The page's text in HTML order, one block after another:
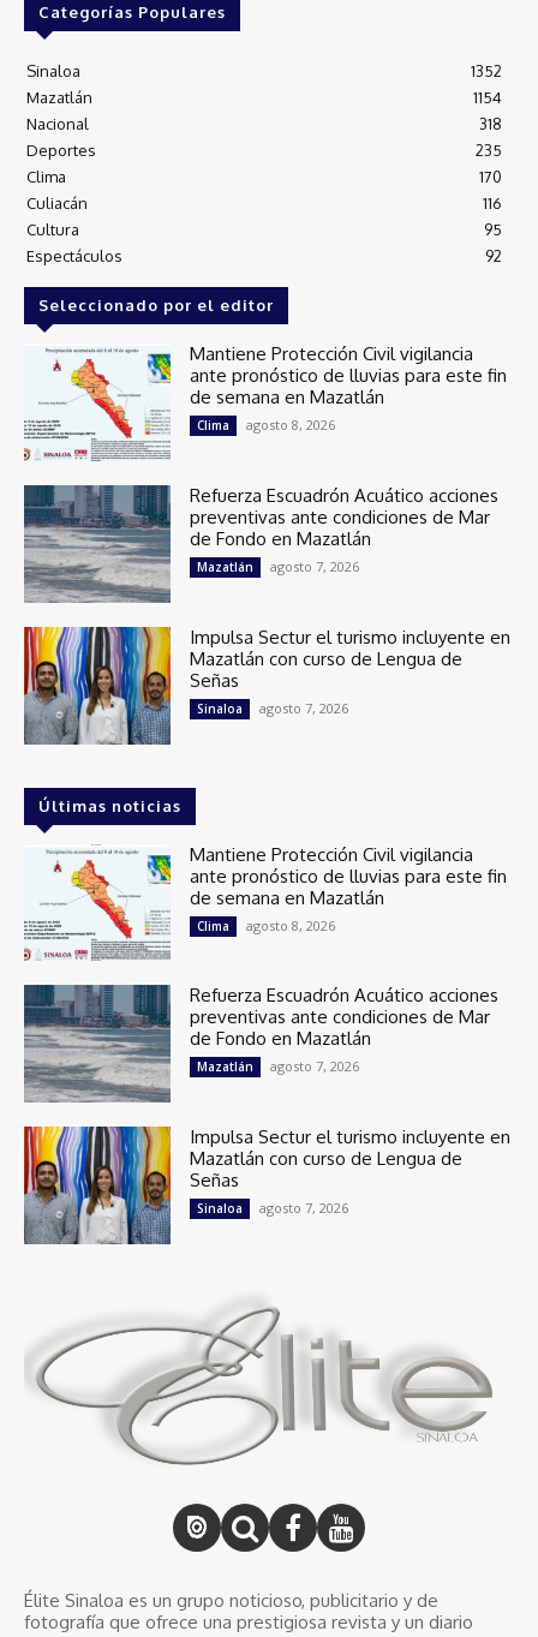
Categorías Populares
Sinaloa
1352
Mazatlán
1154
Nacional
318
Deportes
235
Clima
170
Culiacán
116
Cultura
95
Espectáculos
92
Seleccionado por el editor
Mantiene Protección Civil vigilancia
ante pronóstico de lluvias para este fin
de semana en Mazatlán
Clima agosto 8, 2026
Refuerza Escuadrón Acuático acciones
preventivas ante condiciones de Mar
de Fondo en Mazatlán
Mazatlán agosto 7, 2026
Impulsa Sectur el turismo incluyente en
Mazatlán con curso de Lengua de
Señas
Sinaloa agosto 7, 2026
Últimas noticias
Mantiene Protección Civil vigilancia
ante pronóstico de lluvias para este fin
de semana en Mazatlán
Clima agosto 8, 2026
Refuerza Escuadrón Acuático acciones
preventivas ante condiciones de Mar
de Fondo en Mazatlán
Mazatlán agosto 7, 2026
Impulsa Sectur el turismo incluyente en
Mazatlán con curso de Lengua de
Señas
Sinaloa agosto 7, 2026
Élite Sinaloa es un grupo noticioso, publicitario y de
fotografía que ofrece una prestigiosa revista y un diario